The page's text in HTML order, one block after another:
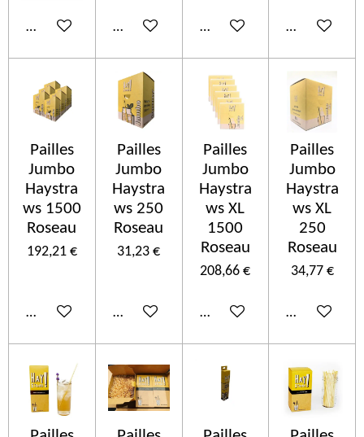
In den WarenkorbIn den WarenkorbIn den WarenkorbIn den
Pailles
Jumbo
Haystra
ws 1500
Roseau
192,21 €
In den Warenkorb
Pailles
Jumbo
Haystra
ws 250
Roseau
31,23 €
In den Warenkorb
Pailles
Jumbo
Haystra
ws XL
1500
Roseau
208,66 €
In den Warenkorb
Pailles
Jumbo
Haystra
ws XL
250
Roseau
34,77 €
In den